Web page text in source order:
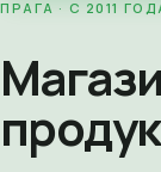
ПРАГА · С 2011